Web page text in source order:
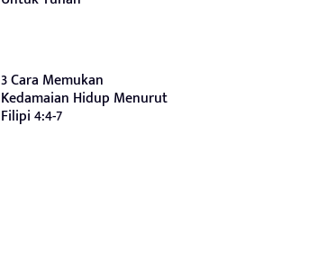
3 Cara Memukan
Kedamaian Hidup Menurut
Filipi 4:4-7